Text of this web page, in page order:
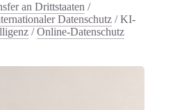
an Drittstaaten /
Datenschutz /KI-
/Online-Datenschutz